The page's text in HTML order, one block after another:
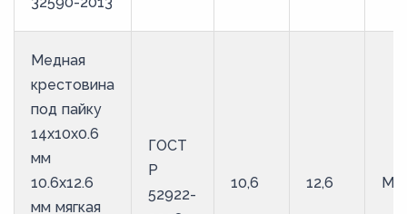
Медная
крестовина
под пайку
14х10х0.6
мм
10.6х12.6
мм мягкая
ГОСТ
Р
52922-
10,6 12,6